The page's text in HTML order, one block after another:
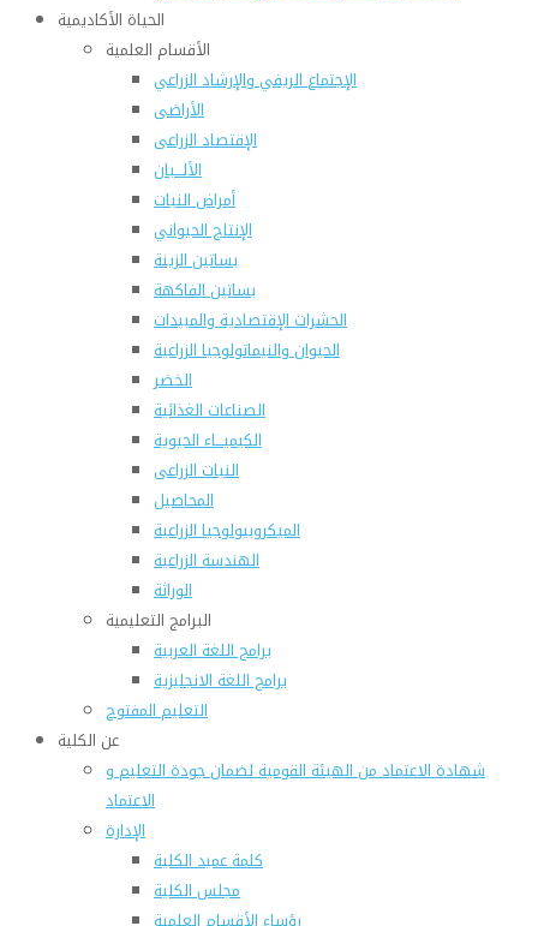
الحياة الأكاديمية
الأقسام العلمية
الإجتماع الريفي والإرشاد الزراعي
الأراضى
الإقتصاد الزراعى
الألـــبان
أمراض النبات
الإنتاج الحيواني
بساتين الزينة
بساتين الفاكهة
الحشرات الإقتصادية والمبيدات
الحيوان والنيماتولوجيا الزراعية
الخضر
الصناعات الغذائية
الكيميـــاء الحيوية
النبات الزراعى
المحاصيل
الميكروبيولوجيا الزراعية
الهندسة الزراعية
الوراثة
البرامج التعليمية
برامج اللغة العربية
برامج اللغة الانجليزية
التعليم المفتوح
عن الكلية
شهادة الاعتماد من الهيئة القومية لضمان جودة التعليم و
الاعتماد
الإدارة
كلمة عميد الكلية
مجلس الكلية